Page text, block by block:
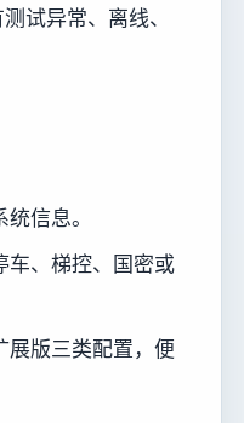
试异常、离线、
信息。
车、梯控、国密或
展版三类配置，便